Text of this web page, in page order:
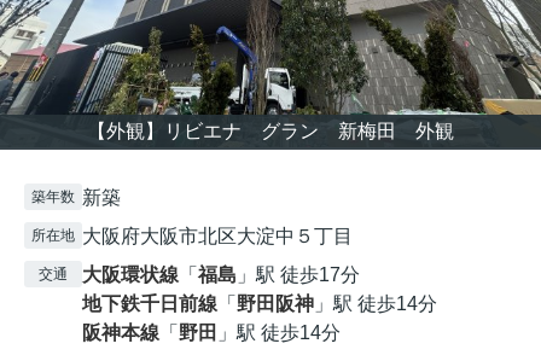
【外観】リビエナ グラン 新梅田 外観
築年数 新築
所在地 大阪府大阪市北区大淀中５丁目
交通 大阪環状線 「 福島 」駅 徒歩17分
地下鉄千日前線 「 野田阪神 」駅 徒歩14分
阪神本線 「 野田 」駅 徒歩14分